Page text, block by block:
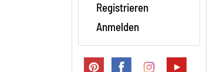
Registrieren
Anmelden